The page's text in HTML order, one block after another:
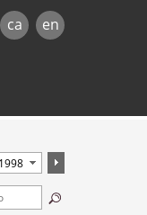
ca en